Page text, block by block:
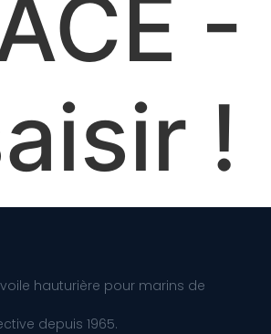
-
!
hauturière pour marins de
depuis 1965.